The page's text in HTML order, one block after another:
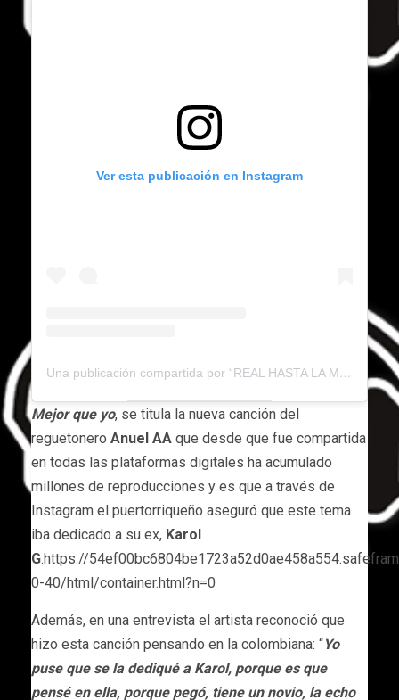
Ver esta publicación en Instagram
Una publicación compartida por “REAL HASTA LA MUERTE” (@anuel)
Mejor que yo, se titula la nueva canción del
reguetonero Anuel AA que desde que fue compartida
en todas las plataformas digitales ha acumulado
millones de reproducciones y es que a través de
Instagram el puertorriqueño aseguró que este tema
iba dedicado a su ex, Karol
G.https://
0-40/html/container.html?n=0
Además, en una entrevista el artista reconoció que
hizo esta canción pensando en la colombiana: “Yo
puse que se la dediqué a Karol, porque es que
pensé en ella, porque pegó, tiene un novio, la echo